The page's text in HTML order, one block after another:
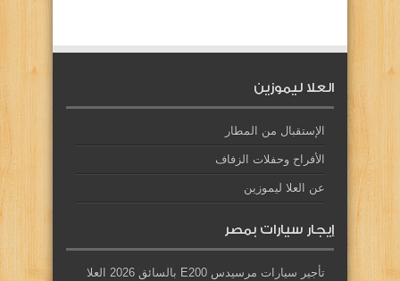
العلا ليموزين
الإستقبال من المطار
الأفراح وحفلات الزفاف
عن العلا ليموزين
إيجار سيارات بمصر
تأجير سيارات مرسيدس E200 بالسائق 2026 العلا